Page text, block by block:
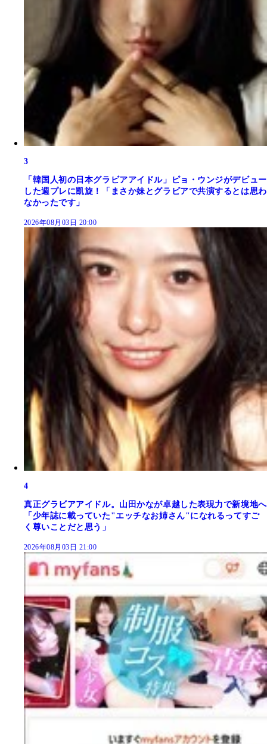
3
「韓国人初の日本グラビアアイドル」ピョ・ウンジがデビュー
した週プレに凱旋！「まさか妹とグラビアで共演するとは思わ
なかったです」
2026年08月03日 20:00
4
真正グラビアアイドル。山田かなが卓越した表現力で新境地へ
「少年誌に載っていた"エッチなお姉さん"になれるってすご
く尊いことだと思う」
2026年08月03日 21:00